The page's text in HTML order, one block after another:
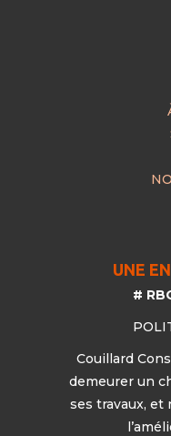
UNE
#
Couillard
demeurer un
ses travaux,